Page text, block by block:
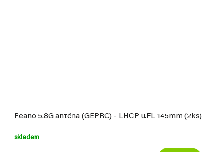
Peano 5.8G anténa (GEPRC) - LHCP u.FL 145mm (2ks)
skladem